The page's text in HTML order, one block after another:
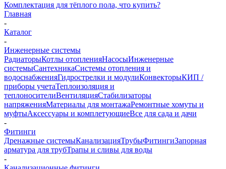
Комплектация для тёплого пола, что купить?
Главная
-
Каталог
-
Инженерные системы
РадиаторыКотлы отопленияНасосыИнженерные
системыСантехникаСистемы отопления и
водоснабженияГидрострелки и модулиКонвекторыКИП /
приборы учетаТеплоизоляция и
теплоносителиВентиляцияСтабилизаторы
напряженияМатериалы для монтажаРемонтные хомуты и
муфтыАксессуары и комплетующиеВсе для сада и дачи
-
Фитинги
Дренажные системыКанализацияТрубыФитингиЗапорная
арматура для трубТрапы и сливы для воды
-